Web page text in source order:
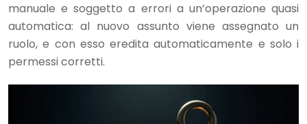
manuale e soggetto a errori a un’operazione quasi
automatica: al nuovo assunto viene assegnato un
ruolo, e con esso eredita automaticamente e solo i
permessi corretti.